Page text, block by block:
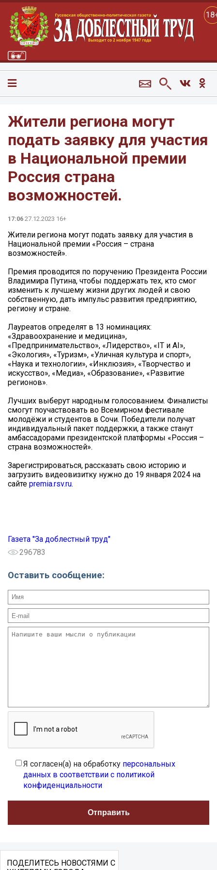
Жители региона могут
подать заявку для участия
в Национальной премии
Россия страна
возможностей.
17:06 27.12.2023 16+
Жители региона могут подать заявку для участия в
Национальной премии «Россия – страна
возможностей».
Премия проводится по поручению Президента России
Владимира Путина, чтобы поддержать тех, кто смог
изменить к лучшему жизни других людей и свою
собственную, дать импульс развития предприятию,
региону и стране.
Лауреатов определят в 13 номинациях:
«Здравоохранение и медицина»,
«Предпринимательство», «Лидерство», «IT и AI»,
«Экология», «Туризм», «Уличная культура и спорт»,
«Наука и технологии», «Инклюзия», «Творчество и
искусство», «Медиа», «Образование», «Развитие
регионов».
Лучших выберут народным голосованием. Финалисты
смогут поучаствовать во Всемирном фестивале
молодёжи и студентов в Сочи. Победители получат
индивидуальный пакет поддержки, а также станут
амбассадорами президентской платформы «Россия –
страна возможностей».
Зарегистрироваться, рассказать свою историю и
загрузить видеовизитку нужно до 19 января 2024 на
сайте premia.rsv.ru.
Газета "За доблестный труд"
296783
Оставить сообщение:
Я согласен(а) на обработку персональных
данных в соответствии с политикой
конфиденциальности
ПОДЕЛИТЕСЬ НОВОСТЯМИ С